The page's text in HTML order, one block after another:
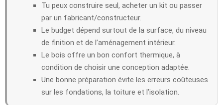
Tu peux construire seul, acheter un kit ou passer
par un fabricant/constructeur.
Le budget dépend surtout de la surface, du niveau
de finition et de l’aménagement intérieur.
Le bois offre un bon confort thermique, à
condition de choisir une conception adaptée.
Une bonne préparation évite les erreurs coûteuses
sur les fondations, la toiture et l’isolation.